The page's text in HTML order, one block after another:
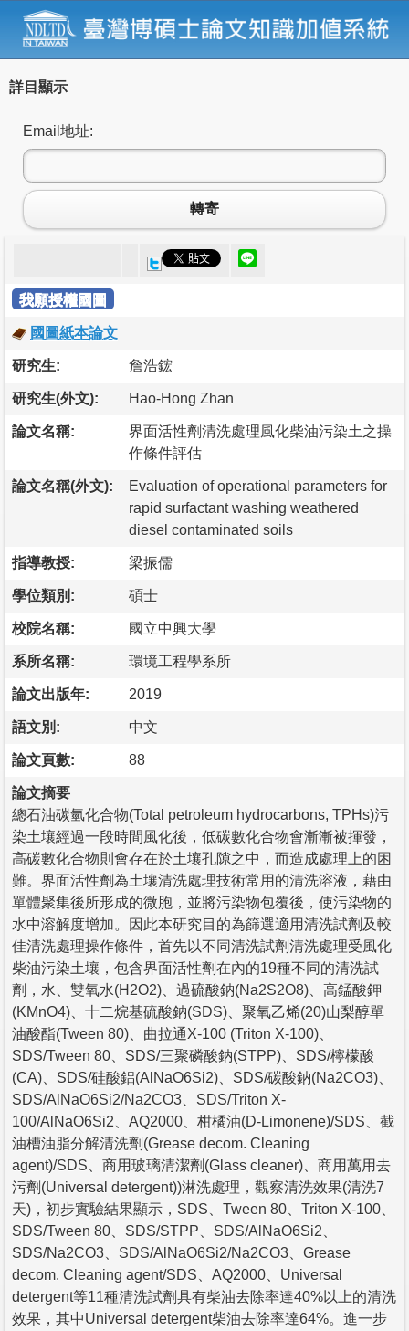
詳目顯示
Email地址:
轉寄
我願授權國圖
國圖紙本論文
研究生: 詹浩鋐
研究生(外文): Hao-Hong Zhan
論文名稱:
界面活性劑清洗處理風化柴油污染土之操
作條件評估
論文名稱(外文):
Evaluation of operational parameters for
rapid surfactant washing weathered
diesel contaminated soils
指導教授: 梁振儒
學位類別: 碩士
校院名稱: 國立中興大學
系所名稱: 環境工程學系所
論文出版年: 2019
語文別: 中文
論文頁數: 88
論文摘要
總石油碳氫化合物(Total petroleum hydrocarbons, TPHs)污
染土壤經過一段時間風化後，低碳數化合物會漸漸被揮發，
高碳數化合物則會存在於土壤孔隙之中，而造成處理上的困
難。界面活性劑為土壤清洗處理技術常用的清洗溶液，藉由
單體聚集後所形成的微胞，並將污染物包覆後，使污染物的
水中溶解度增加。因此本研究目的為篩選適用清洗試劑及較
佳清洗處理操作條件，首先以不同清洗試劑清洗處理受風化
柴油污染土壤，包含界面活性劑在內的19種不同的清洗試
劑，水、雙氧水(H2O2)、過硫酸鈉(Na2S2O8)、高錳酸鉀
(KMnO4)、十二烷基硫酸鈉(SDS)、聚氧乙烯(20)山梨醇單
油酸酯(Tween 80)、曲拉通X-100 (Triton X-100)、
SDS/Tween 80、SDS/三聚磷酸鈉(STPP)、SDS/檸檬酸
(CA)、SDS/硅酸鋁(AlNaO6Si2)、SDS/碳酸鈉(Na2CO3)、
SDS/AlNaO6Si2/Na2CO3、SDS/Triton X-
100/AlNaO6Si2、AQ2000、柑橘油(D-Limonene)/SDS、截
油槽油脂分解清洗劑(Grease decom. Cleaning
agent)/SDS、商用玻璃清潔劑(Glass cleaner)、商用萬用去
污劑(Universal detergent))淋洗處理，觀察清洗效果(清洗7
天)，初步實驗結果顯示，SDS、Tween 80、Triton X-100、
SDS/Tween 80、SDS/STPP、SDS/AlNaO6Si2、
SDS/Na2CO3、SDS/AlNaO6Si2/Na2CO3、Grease
decom. Cleaning agent/SDS、AQ2000、Universal
detergent等11種清洗試劑具有柴油去除率達40%以上的清洗
效果，其中Universal detergent柴油去除率達64%。進一步